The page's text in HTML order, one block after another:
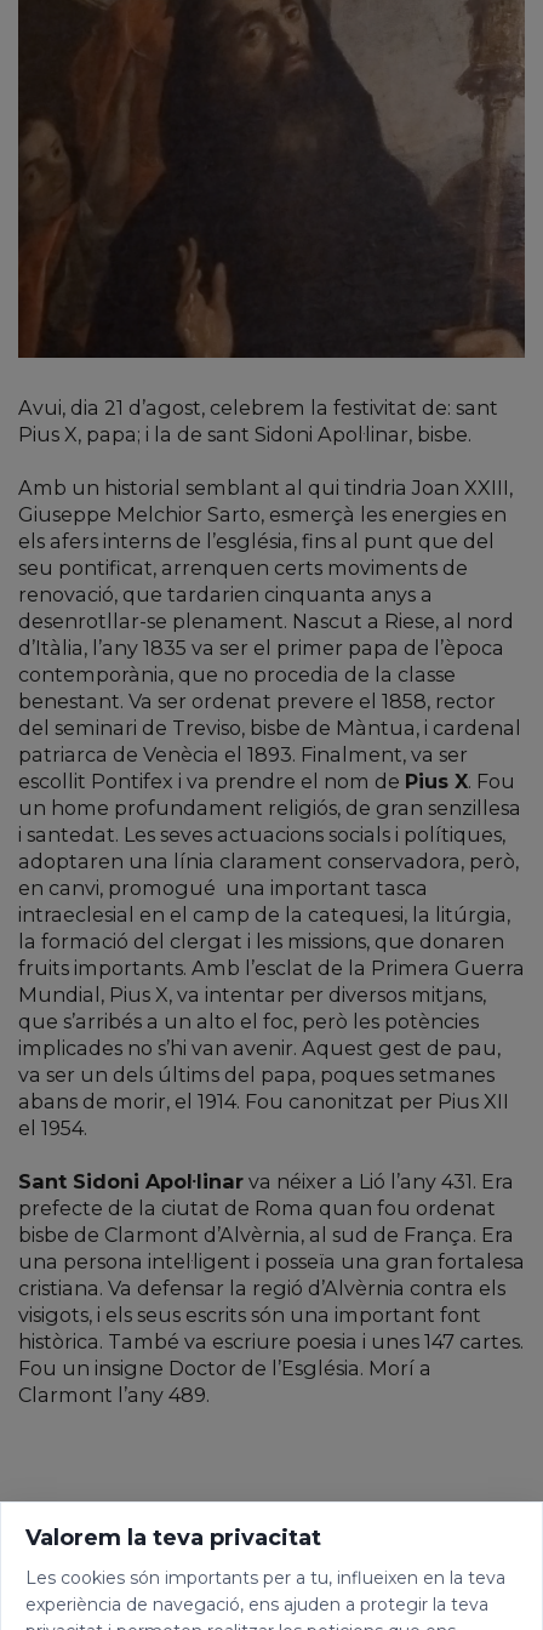
Avui, dia 21 d’agost, celebrem la festivitat de: sant
Pius X, papa; i la de sant Sidoni Apol·linar, bisbe.
Amb un historial semblant al qui tindria Joan XXIII,
Giuseppe Melchior Sarto, esmerçà les energies en
els afers interns de l’església, fins al punt que del
seu pontificat, arrenquen certs moviments de
renovació, que tardarien cinquanta anys a
desenrotllar-se plenament. Nascut a Riese, al nord
d’Itàlia, l’any 1835 va ser el primer papa de l’època
contemporània, que no procedia de la classe
benestant. Va ser ordenat prevere el 1858, rector
del seminari de Treviso, bisbe de Màntua, i cardenal
patriarca de Venècia el 1893. Finalment, va ser
escollit Pontifex i va prendre el nom de Pius X. Fou
un home profundament religiós, de gran senzillesa
i santedat. Les seves actuacions socials i polítiques,
adoptaren una línia clarament conservadora, però,
en canvi, promogué una important tasca
intraeclesial en el camp de la catequesi, la litúrgia,
la formació del clergat i les missions, que donaren
fruits importants. Amb l’esclat de la Primera Guerra
Mundial, Pius X, va intentar per diversos mitjans,
que s’arribés a un alto el foc, però les potències
implicades no s’hi van avenir. Aquest gest de pau,
va ser un dels últims del papa, poques setmanes
abans de morir, el 1914. Fou canonitzat per Pius XII
el 1954.
Sant Sidoni Apol·linar va néixer a Lió l’any 431. Era
prefecte de la ciutat de Roma quan fou ordenat
bisbe de Clarmont d’Alvèrnia, al sud de França. Era
una persona intel·ligent i posseïa una gran fortalesa
cristiana. Va defensar la regió d’Alvèrnia contra els
visigots, i els seus escrits són una important font
històrica. També va escriure poesia i unes 147 cartes.
Fou un insigne Doctor de l’Església. Morí a
Clarmont l’any 489.
Valorem la teva privacitat
Les cookies són importants per a tu, influeixen en la teva
experiència de navegació, ens ajuden a protegir la teva